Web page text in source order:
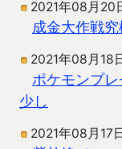
2021年08月20
成金大作戦
2021年08月18
ポケモンプ
少し
2021年08月17日